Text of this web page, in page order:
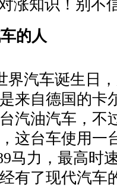
涨知识！别不
的人
汽车诞生日
来自德国的卡
汽油汽车，不
这台车使用一
马力，最高时
有了现代汽车